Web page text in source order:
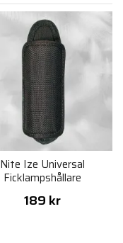
Nite Ize Universal
Ficklampshållare
189 kr